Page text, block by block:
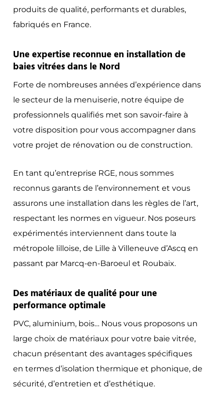
produits de qualité, performants et durables,
fabriqués en France.
Une expertise reconnue en installation de
baies vitrées dans le Nord
Forte de nombreuses années d’expérience dans
le secteur de la menuiserie, notre équipe de
professionnels qualifiés met son savoir-faire à
votre disposition pour vous accompagner dans
votre projet de rénovation ou de construction.
En tant qu’entreprise RGE, nous sommes
reconnus garants de l’environnement et vous
assurons une installation dans les règles de l’art,
respectant les normes en vigueur. Nos poseurs
expérimentés interviennent dans toute la
métropole lilloise, de Lille à Villeneuve d’Ascq en
passant par Marcq-en-Baroeul et Roubaix.
Des matériaux de qualité pour une
performance optimale
PVC, aluminium, bois… Nous vous proposons un
large choix de matériaux pour votre baie vitrée,
chacun présentant des avantages spécifiques
en termes d’isolation thermique et phonique, de
sécurité, d’entretien et d’esthétique.